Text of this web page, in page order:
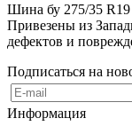
Шина бу 275/35 R19
Привезены из
дефектов и
Подписаться на
Информация